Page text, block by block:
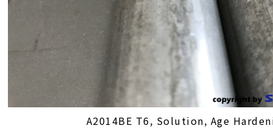
A2014BE T6, Solution, Age